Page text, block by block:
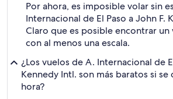
Por ahora, es imposible volar sin
Internacional de El Paso a John F.
Claro que es posible encontrar un
con al menos una escala.
¿Los vuelos de A. Internacional de
Kennedy Intl. son más baratos si
hora?